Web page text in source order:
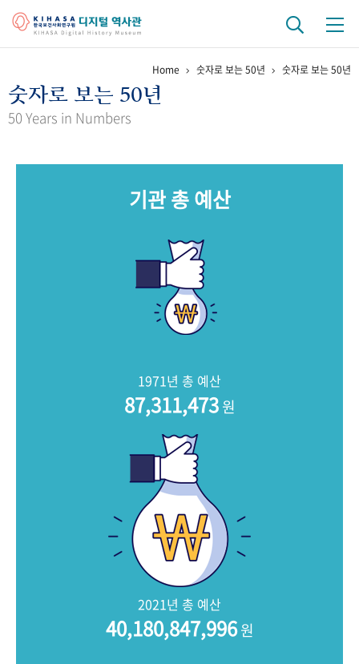
걸어온 길 기관 변천사 역대 기관장
키워드로 보는 연구 역사
문서 기록물 행정박물
Home 숫자로 보는 50년 숫자로 보는 50년
숫자로 보는 50년
50 Years in Numbers
기관 총 예산
1971년 총 예산
87,311,473원
2021년 총 예산
40,180,847,996원